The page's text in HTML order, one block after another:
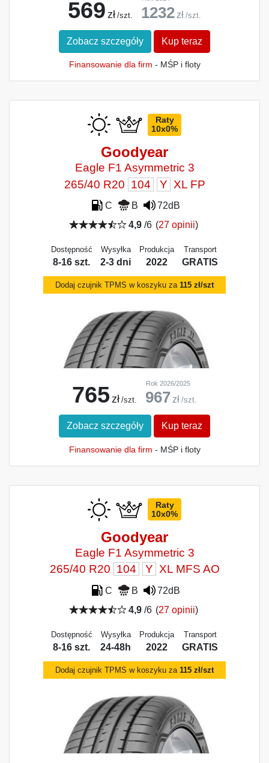
569 zł /szt. 1232 zł /szt.
Zobacz szczegóły Kup teraz
Finansowanie dla firm - MŚP i floty
Raty
10x0%
Goodyear
Eagle F1 Asymmetric 3
265/40 R20 104 Y XL FP
C B
72dB
4,9/6 (27 opinii)
Dostępność
8-16 szt.
Wysyłka
2-3 dni
Produkcja
2022
Transport
GRATIS
Dodaj czujnik TPMS w koszyku za 115 zł/szt
765 zł /szt.
Rok 2026/2025
967 zł /szt.
Zobacz szczegóły Kup teraz
Finansowanie dla firm - MŚP i floty
Raty
10x0%
Goodyear
Eagle F1 Asymmetric 3
265/40 R20 104 Y XL MFS AO
C B
72dB
4,9/6 (27 opinii)
Dostępność
8-16 szt.
Wysyłka
24-48h
Produkcja
2022
Transport
GRATIS
Dodaj czujnik TPMS w koszyku za 115 zł/szt